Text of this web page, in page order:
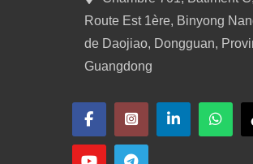
Route Est 1ère, Binyong
de Daojiao, Dongguan,
Guangdong